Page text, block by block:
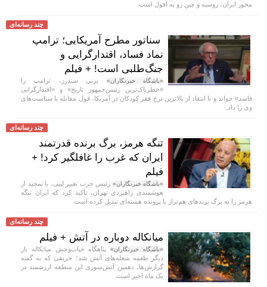
محور ایران، روسیه و چین رو به افول است.
چند رسانه‌ای
سناتور مطرح آمریکایی؛ ترامپ
نماد فساد، اقتدارگرایی و
جنگ‌طلبی است! + فیلم
«باشگاه خبرنگاران» برنی سندرز، ترامپ را
«خطرناک‌ترین رئیس‌جمهور تاریخ» و «اقتدارگرایی
فاسد» خواند و با انتقاد از بالاترین نرخ فقر کودکان در آمریکا، قول مقابله با سیاست‌های
وی را داد.
چند رسانه‌ای
تنگه هرمز، برگ برنده قدرتمند
ایران که غرب را غافلگیر کرد! +
فیلم
«باشگاه خبرنگاران» رئیس حزب تغییر لیبی، با تمجید از
هوشمندی راهبردی تهران، تأکید کرد که ایران تنگه
هرمز را به برگ برند‌های هم‌تراز با پرونده هسته‌ای تبدیل کرده است.
چند رسانه‌ای
میانکاله دوباره در آتش + فیلم
«باشگاه خبرنگاران»پناهگاه حیات‌وحش میانکاله بار
دیگر طعمه شعله‌های آتش شد؛ حریقی که به گفته
گزارش‌ها، دهمین آتش‌سوزی این منطقه ارزشمند در
یک ماه اخیر است.